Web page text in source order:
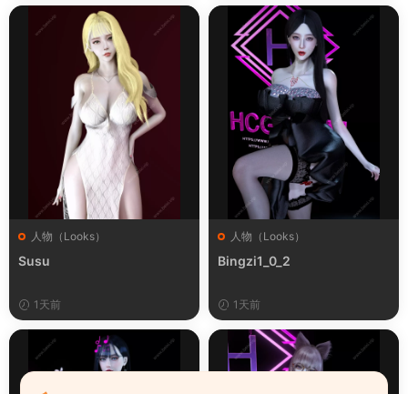
人物（Looks）
Susu
1天前
人物（Looks）
Bingzi1_0_2
1天前